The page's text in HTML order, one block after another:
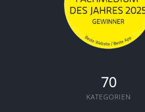
70
KATEGORIEN